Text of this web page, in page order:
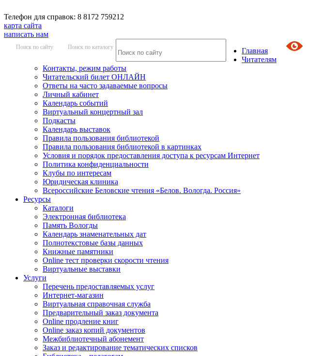
Телефон для справок: 8 8172 759212
карта сайта
написать нам
Поиск по сайту Поиск по каталогу
Главная
Читателям
Контакты, режим работы
Читательский билет ОНЛАЙН
Ответы на часто задаваемые вопросы
Личный кабинет
Календарь событий
Виртуальный концертный зал
Подкасты
Календарь выставок
Правила пользования библиотекой
Правила пользования библиотекой в картинках
Условия и порядок предоставления доступа к ресурсам Интернет
Политика конфиденциальности
Клубы по интересам
Юридическая клиника
Всероссийские Беловские чтения «Белов. Вологда. Россия»
Ресурсы
Каталоги
Электронная библиотека
Память Вологды
Календарь знаменательных дат
Полнотекстовые базы данных
Книжные памятники
Online тест проверки скорости чтения
Виртуальные выставки
Услуги
Перечень предоставляемых услуг
Интернет-магазин
Виртуальная справочная служба
Предварительный заказ документа
Online продление книг
Online заказ копий документов
Межбиблиотечный абонемент
Заказ и редактирование тематических списков